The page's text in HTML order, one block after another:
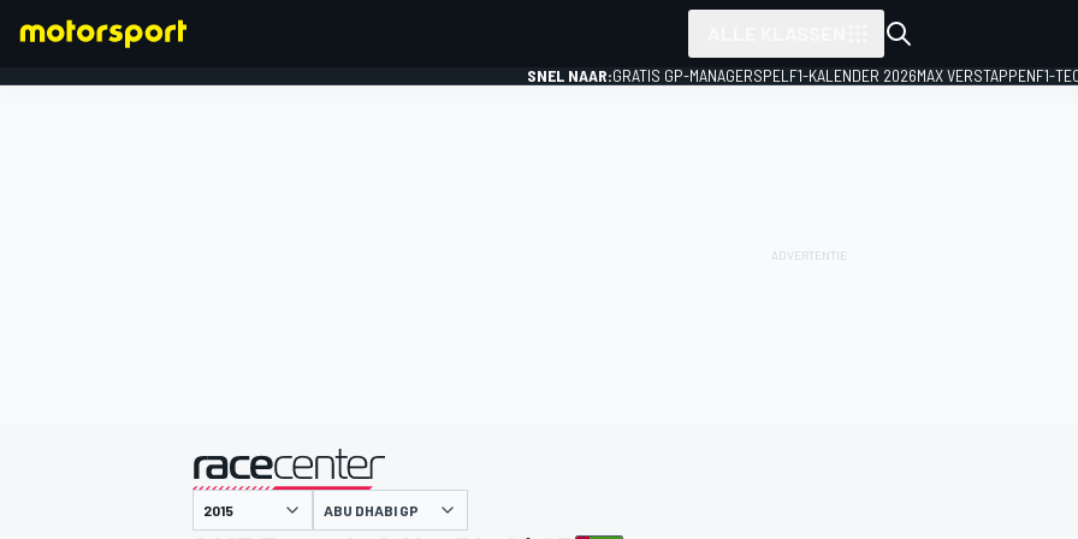
SNEL NAAR:GRATIS GP-MANAGERSPEL F1-KALENDER 2026MAX VERSTAPPENF1-
gepresenteerd door
ABU DHABI GP